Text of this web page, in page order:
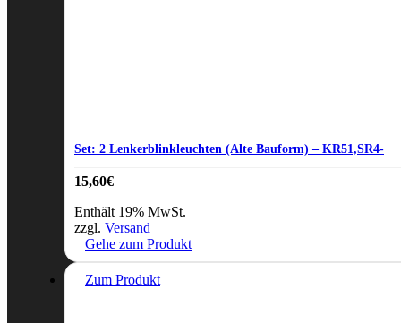
Set: 2 Lenkerblinkleuchten (Alte Bauform) – KR51,SR4-
15,60€
Enthält 19% MwSt.
zzgl. Versand
Gehe zum Produkt
Zum Produkt